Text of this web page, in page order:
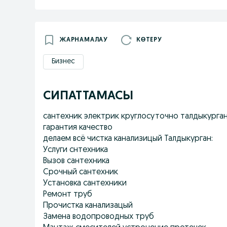
ЖАРНАМАЛАУ КӨТЕРУ
Бизнес
СИПАТТАМАСЫ
сантехник электрик круглосуточно
гарантия качество
делаем всё чистка канализицый Талдыкурган:
Услуги снтехника
Вызов сантехника
Срочный сантехник
Установка сантехники
Ремонт труб
Прочистка канализацый
Замена водопроводных труб